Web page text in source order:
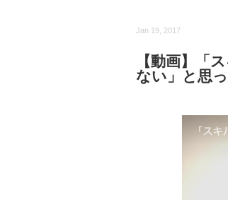
Jan 19, 2017
【動画】「
ない」と思